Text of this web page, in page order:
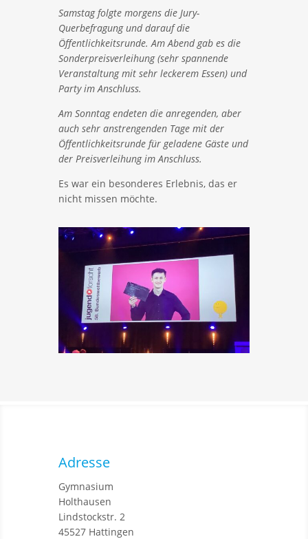
Samstag folgte morgens die Jury-
Querbefragung und darauf die
Öffentlichkeitsrunde. Am Abend gab es die
Sonderpreisverleihung (sehr spannende
Veranstaltung mit sehr leckerem Essen) und
Party im Anschluss.
Am Sonntag endeten die anregenden, aber
auch sehr anstrengenden Tage mit der
Öffentlichkeitsrunde für geladene Gäste und
der Preisverleihung im Anschluss.
Es war ein besonderes Erlebnis, das er
nicht missen möchte.
Adresse
Gymnasium
Holthausen
Lindstockstr. 2
45527 Hattingen